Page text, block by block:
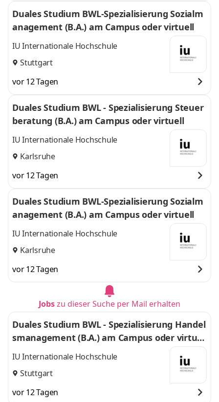
Duales Studium BWL-Spezialisierung Sozialm
anagement (B.A.) am Campus oder virtuell
IU Internationale Hochschule
Stuttgart
vor 12 Tagen
Duales Studium BWL - Spezialisierung Steuer
beratung (B.A.) am Campus oder virtuell
IU Internationale Hochschule
Karlsruhe
vor 12 Tagen
Duales Studium BWL-Spezialisierung Sozialm
anagement (B.A.) am Campus oder virtuell
IU Internationale Hochschule
Karlsruhe
vor 12 Tagen
Jobszu dieser Suche per Mail erhalten
Duales Studium BWL - Spezialisierung Handel
smanagement (B.A.) am Campus oder virtuel
l
IU Internationale Hochschule
Stuttgart
vor 12 Tagen